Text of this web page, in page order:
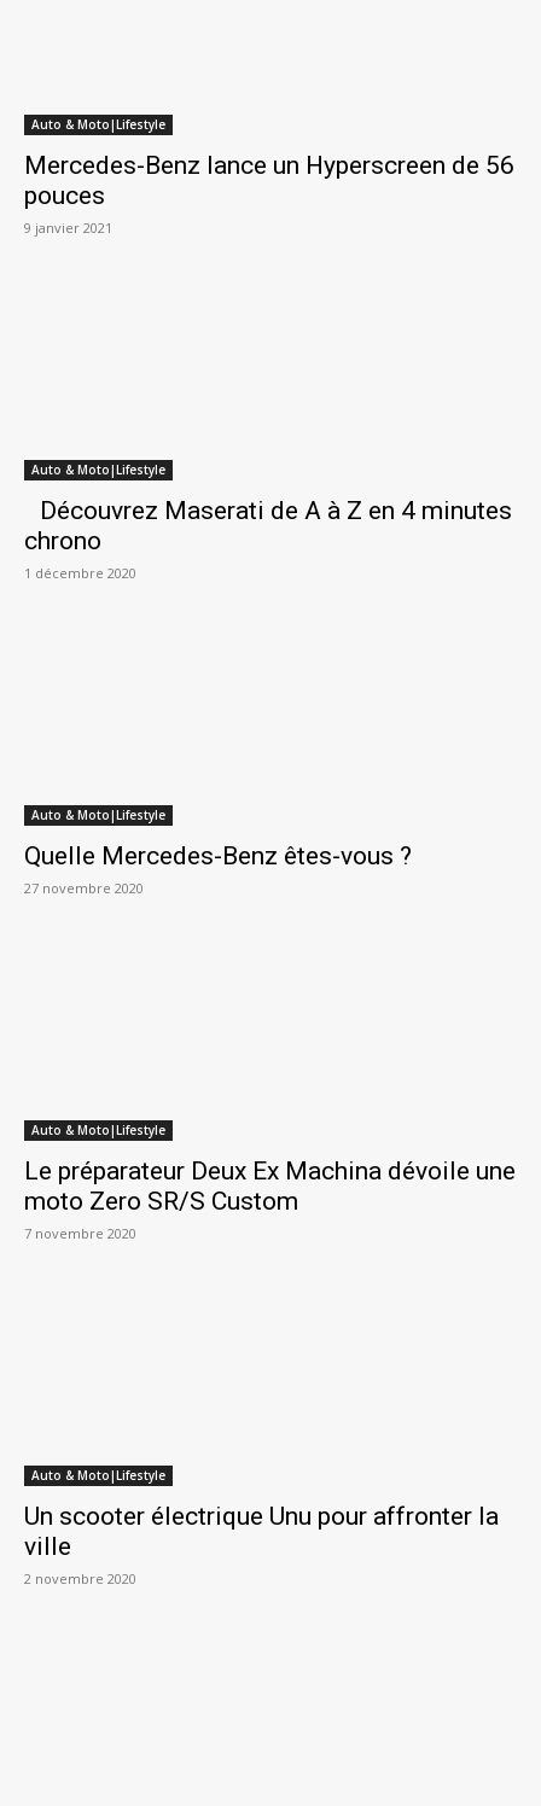
Auto & Moto|Lifestyle
Mercedes-Benz lance un Hyperscreen de 56
pouces
9 janvier 2021
Auto & Moto|Lifestyle
Découvrez Maserati de A à Z en 4 minutes
chrono
1 décembre 2020
Auto & Moto|Lifestyle
Quelle Mercedes-Benz êtes-vous ?
27 novembre 2020
Auto & Moto|Lifestyle
Le préparateur Deux Ex Machina dévoile une
moto Zero SR/S Custom
7 novembre 2020
Auto & Moto|Lifestyle
Un scooter électrique Unu pour affronter la
ville
2 novembre 2020